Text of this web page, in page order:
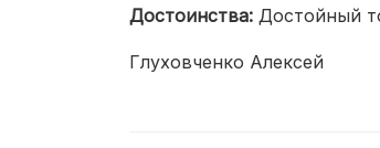
Достоинства: Достойный
Глуховченко Алексей